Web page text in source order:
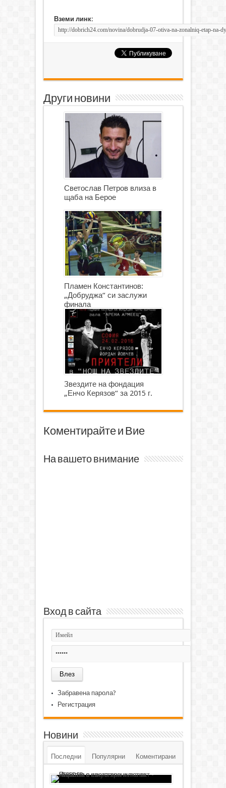
Вземи линк:
Други новини
Светослав Петров влиза в
щаба на Берое
Пламен Константинов:
„Добруджа“ си заслужи
финала
Звездите на фондация
„Енчо Керязов“ за 2015 г.
Коментирайте и Вие
На вашето внимание
Вход в сайта
Забравена парола?
Регистрация
Новини
Последни Популярни Коментирани